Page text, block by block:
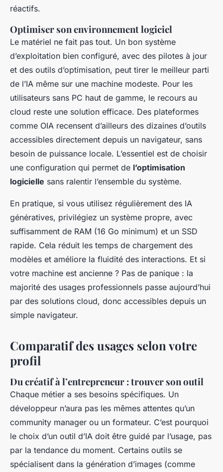
réactifs.
Optimiser son environnement logiciel
Le matériel ne fait pas tout. Un bon système
d’exploitation bien configuré, avec des pilotes à jour
et des outils d’optimisation, peut tirer le meilleur parti
de l’IA même sur une machine modeste. Pour les
utilisateurs sans PC haut de gamme, le recours au
cloud reste une solution efficace. Des plateformes
comme OIA recensent d’ailleurs des dizaines d’outils
accessibles directement depuis un navigateur, sans
besoin de puissance locale. L’essentiel est de choisir
une configuration qui permet de l’optimisation
logicielle sans ralentir l’ensemble du système.
En pratique, si vous utilisez régulièrement des IA
génératives, privilégiez un système propre, avec
suffisamment de RAM (16 Go minimum) et un SSD
rapide. Cela réduit les temps de chargement des
modèles et améliore la fluidité des interactions. Et si
votre machine est ancienne ? Pas de panique : la
majorité des usages professionnels passe aujourd’hui
par des solutions cloud, donc accessibles depuis un
simple navigateur.
Comparatif des usages selon votre
profil
Du créatif à l’entrepreneur : trouver son outil
Chaque métier a ses besoins spécifiques. Un
développeur n’aura pas les mêmes attentes qu’un
community manager ou un formateur. C’est pourquoi
le choix d’un outil d’IA doit être guidé par l’usage, pas
par la tendance du moment. Certains outils se
spécialisent dans la génération d’images (comme